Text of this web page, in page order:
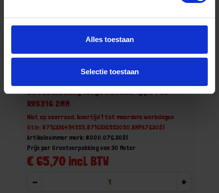
Alles toestaan
Selectie toestaan
DX Voetketting lange schakel type 763
RVS316 2MM
Niet op voorraad, levertijd 1 tot meerdere werkdagen
Gtin: 8716336454555,8716336553050,BMPA76302I
Artikelnummer merk: 8000.076.302I
€ 65,70 incl. BTW
Prijs per Grootverpakking van 30 Meter
- +